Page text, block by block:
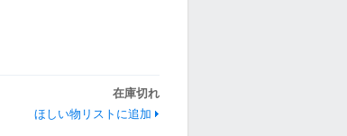
在庫切れ
ほしい物リストに追加